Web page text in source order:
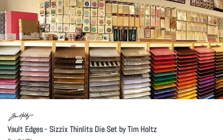
Vault Edges - Sizzix Thinlits Die Set by Tim Holtz